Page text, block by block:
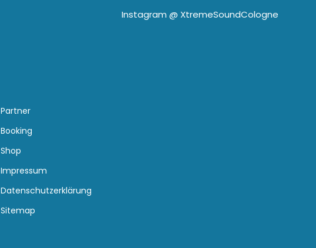
Instagram @ XtremeSoundCologne
Partner
Booking
Shop
Impressum
Datenschutzerklärung
Sitemap